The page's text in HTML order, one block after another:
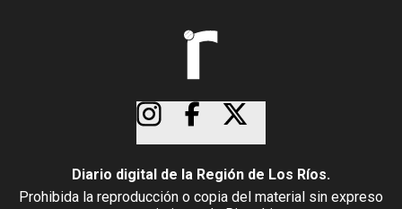
Diario digital de la Región de Los Ríos.
Prohibida la reproducción o copia del material sin expreso